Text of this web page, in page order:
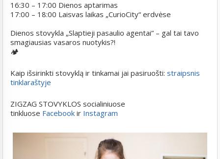
16:30 – 17:00 Dienos aptarimas
17:00 – 18:00 Laisvas laikas „CurioCity“ erdvėse
Dienos stovykla „Slaptieji pasaulio agentai” – gal tai tavo
smagiausias vasaros nuotykis?!
🏕️
Kaip išsirinkti stovyklą ir tinkamai jai pasiruošti: straipsnis
tinklaraštyje
ZIGZAG STOVYKLOS socialiniuose
tinkluose Facebook ir Instagram